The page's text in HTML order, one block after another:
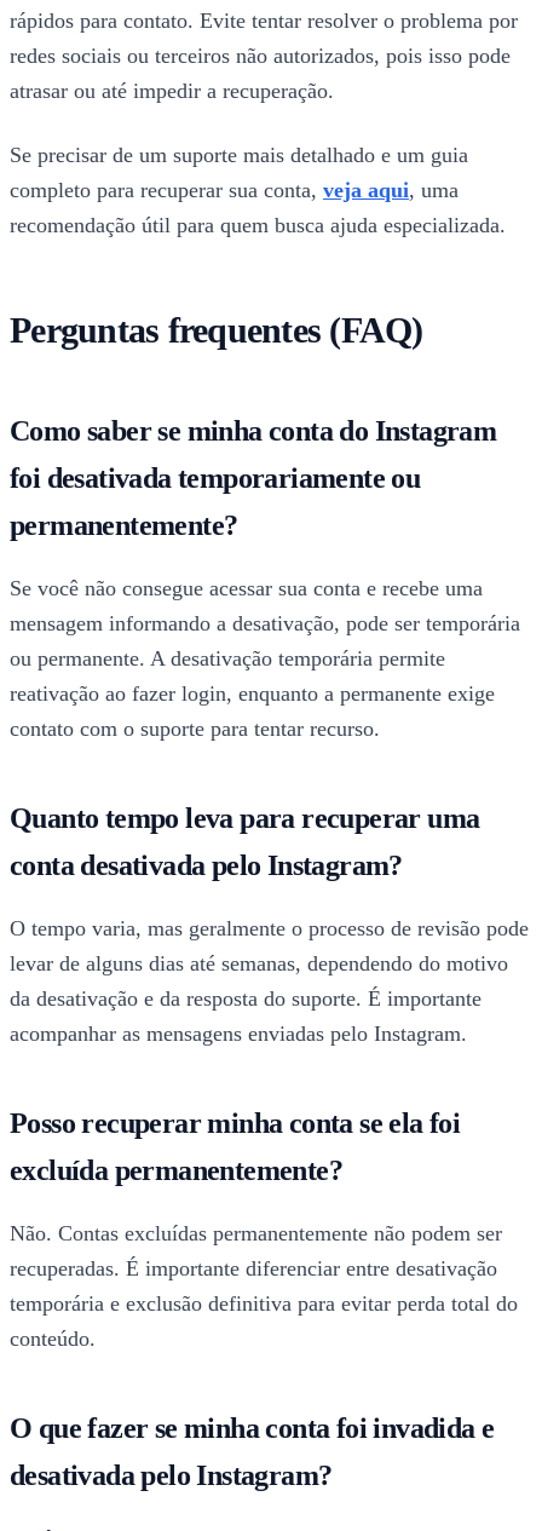
rápidos para contato. Evite tentar resolver o problema por
redes sociais ou terceiros não autorizados, pois isso pode
atrasar ou até impedir a recuperação.
Se precisar de um suporte mais detalhado e um guia
completo para recuperar sua conta, veja aqui, uma
recomendação útil para quem busca ajuda especializada.
Perguntas frequentes (FAQ)
Como saber se minha conta do Instagram
foi desativada temporariamente ou
permanentemente?
Se você não consegue acessar sua conta e recebe uma
mensagem informando a desativação, pode ser temporária
ou permanente. A desativação temporária permite
reativação ao fazer login, enquanto a permanente exige
contato com o suporte para tentar recurso.
Quanto tempo leva para recuperar uma
conta desativada pelo Instagram?
O tempo varia, mas geralmente o processo de revisão pode
levar de alguns dias até semanas, dependendo do motivo
da desativação e da resposta do suporte. É importante
acompanhar as mensagens enviadas pelo Instagram.
Posso recuperar minha conta se ela foi
excluída permanentemente?
Não. Contas excluídas permanentemente não podem ser
recuperadas. É importante diferenciar entre desativação
temporária e exclusão definitiva para evitar perda total do
conteúdo.
O que fazer se minha conta foi invadida e
desativada pelo Instagram?